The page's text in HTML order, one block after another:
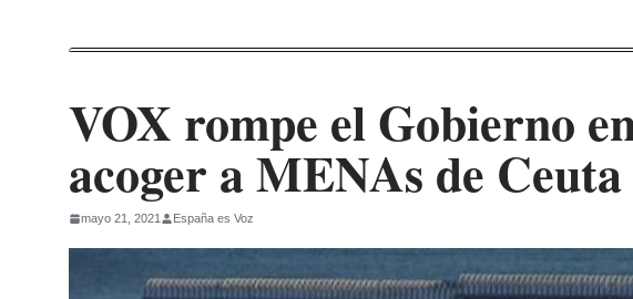
VOX rompe el Gobierno
acoger a MENAs de Ceuta
mayo 21, 2021 España es Voz